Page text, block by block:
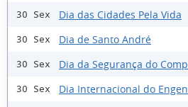
30 Sex Dia das Cidades Pela Vida
30 Sex Dia de Santo André
30 Sex Dia da Segurança do
30 Sex
Dia Internacional do